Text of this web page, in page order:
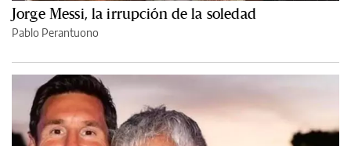
Jorge Messi, la irrupción de la soledad
Pablo Perantuono